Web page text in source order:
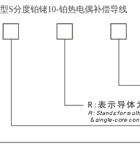
型S分度铂铑10-铂热电偶补偿导线